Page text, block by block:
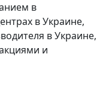
в
в Украине,
в Украине,
и